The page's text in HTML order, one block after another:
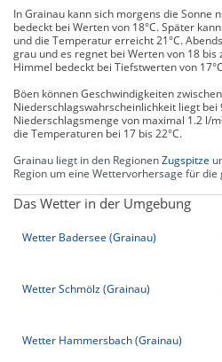
In Grainau kann sich morgens die Sonne
bedeckt bei Werten von 18°C. Später
und die Temperatur erreicht 21°C.
grau und es regnet bei Werten von 18 bis
Himmel bedeckt bei Tiefstwerten von
Böen können Geschwindigkeiten
Niederschlagswahrscheinlichkeit liegt
Niederschlagsmenge von maximal 1.2 l/
die Temperaturen bei 17 bis 22°C.
Grainau liegt in den RegionenZugspitze
Region um eine Wettervorhersage für
Das Wetter in der Umgebung
Wetter Badersee (Grainau)
Wetter Schmölz (Grainau)
Wetter Hammersbach (Grainau)